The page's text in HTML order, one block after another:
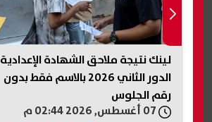
لينك نتيجة ملاحق الشهادة الإعدادية
الدور الثاني 2026 بالاسم فقط بدون
رقم الجلوس